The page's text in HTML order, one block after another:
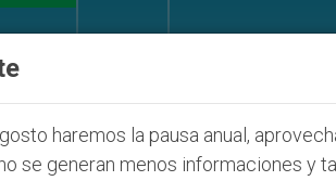
caso de obispo católico
haremos la pausa anual,
se generan menos informaciones y